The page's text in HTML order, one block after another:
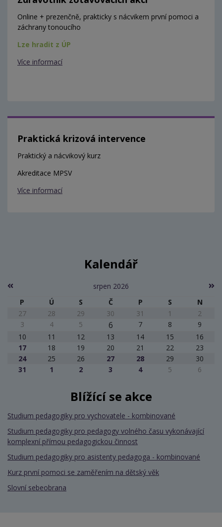
Online + prezenčně, prakticky s nácvikem první pomoci a
záchrany tonoucího
Lze hradit z ÚP
Více informací
Praktická krizová intervence
Praktický a nácvikový kurz
Akreditace MPSV
Více informací
Kalendář
srpen 2026
P
Ú S Č P S
N
27
28 29 30 31 1
2
3
4 5 6 7 8
9
10
11 12 13 14 15
16
17
18 19 20 21 22
23
24
25 26 27 28 29
30
31
1 2 3 4 5 6
Blížící se akce
Studium pedagogiky pro vychovatele - kombinované
Studium pedagogiky pro pedagogy volného času vykonávající
komplexní přímou pedagogickou činnost
Studium pedagogiky pro asistenty pedagoga - kombinované
Kurz první pomoci se zaměřením na dětský věk
Slovní sebeobrana